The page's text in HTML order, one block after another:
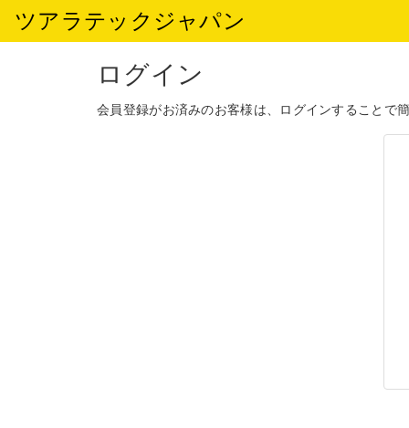
ツアラテックジャパン
ログイン
会員登録がお済みのお客様は、ログインすることで